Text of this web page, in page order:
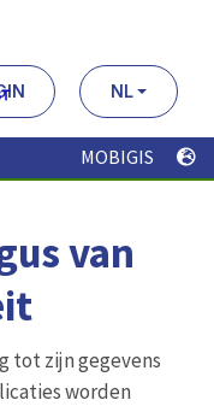
NL
MOBIGIS
van
tot zijn gegevens
worden